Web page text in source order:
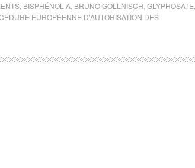
BISPHÉNOL A BRUNO GOLLNISCH GLYPHOSATE
EUROPÉENNE D’AUTORISATION DES